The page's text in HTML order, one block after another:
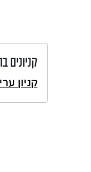
קניונים
קניון